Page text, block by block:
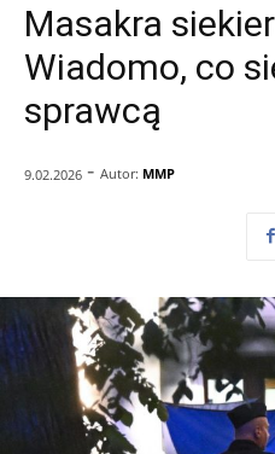
Masakra
Wiadomo, co
sprawcą
9.02.2026 - Autor: MMP